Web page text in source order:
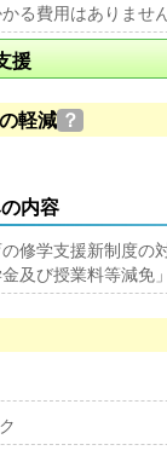
る費用はありません
援
軽減 ？
内容
修学支援新制度の
及び授業料等減免